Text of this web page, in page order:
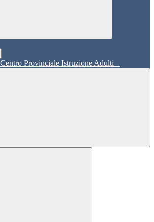
Centro Provinciale Istruzione Adulti